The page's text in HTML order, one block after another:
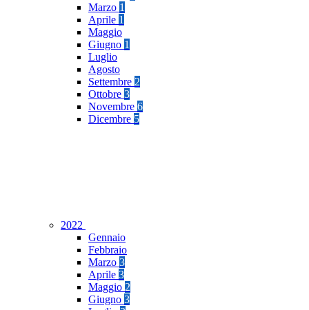
Marzo 1
Aprile 1
Maggio
Giugno 1
Luglio
Agosto
Settembre 2
Ottobre 3
Novembre 6
Dicembre 5
2022
Gennaio
Febbraio
Marzo 3
Aprile 3
Maggio 2
Giugno 3